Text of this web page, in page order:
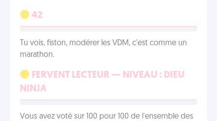
42
Tu vois, fiston, modérer les VDM, c'est comme un
marathon.
FERVENT LECTEUR — NIVEAU : DIEU
NINJA
Vous avez voté sur 100 pour 100 de l'ensemble des